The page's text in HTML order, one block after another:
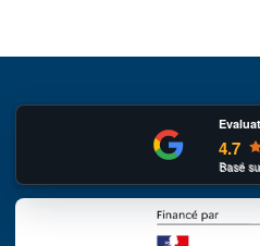
4.7
Basé